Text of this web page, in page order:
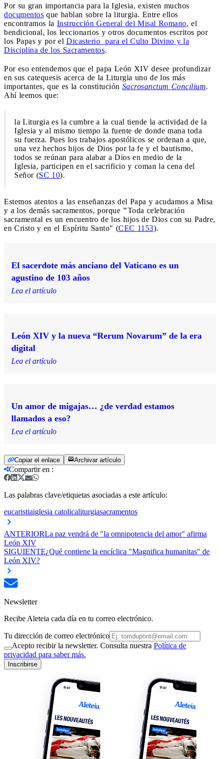
Por su gran importancia para la Iglesia, existen muchos
documentos que hablan sobre la liturgia. Entre ellos
encontramos la Instrucción General del Misal Romano, el
bendicional, los leccionarios y otros documentos escritos por
los Papas y por el Dicasterio para el Culto Divino y la
Disciplina de los Sacramentos.
Por eso entendemos que el papa León XIV desee profundizar
en sus catequesis acerca de la Liturgia uno de los más
importantes, que es la constitución Sacrosanctum Concilium.
Ahí leemos que:
la Liturgia es la cumbre a la cual tiende la actividad de la
Iglesia y al mismo tiempo la fuente de donde mana toda
su fuerza. Pues los trabajos apostólicos se ordenan a que,
una vez hechos hijos de Dios por la fe y el bautismo,
todos se reúnan para alabar a Dios en medio de la
Iglesia, participen en el sacrificio y coman la cena del
Señor (SC 10).
Estemos atentos a las enseñanzas del Papa y acudamos a Misa
y a los demás sacramentos, porque "Toda celebración
sacramental es un encuentro de los hijos de Dios con su Padre,
en Cristo y en el Espíritu Santo" (CEC 1153).
El sacerdote más anciano del Vaticano es un
agustino de 103 años
Lea el artículo
León XIV y la nueva “Rerum Novarum” de la era
digital
Lea el artículo
Un amor de migajas… ¿de verdad estamos
llamados a eso?
Lea el artículo
Copiar el enlace Archivar artículo
Compartir en :
Las palabras clave/etiquetas asociadas a este artículo:
eucaristiaiglesia catolicaliturgiasacramentos
ANTERIORLa paz vendrá de "la omnipotencia del amor" afirma
León XIV
SIGUIENTE¿Qué contiene la encíclica "Magnifica humanitas" de
León XIV?
Newsletter
Recibe Aleteia cada día en tu correo electrónico.
Tu dirección de correo electrónico
Acepto recibir la newsletter. Consulta nuestra Política de
privacidad para saber más.
Inscribirse